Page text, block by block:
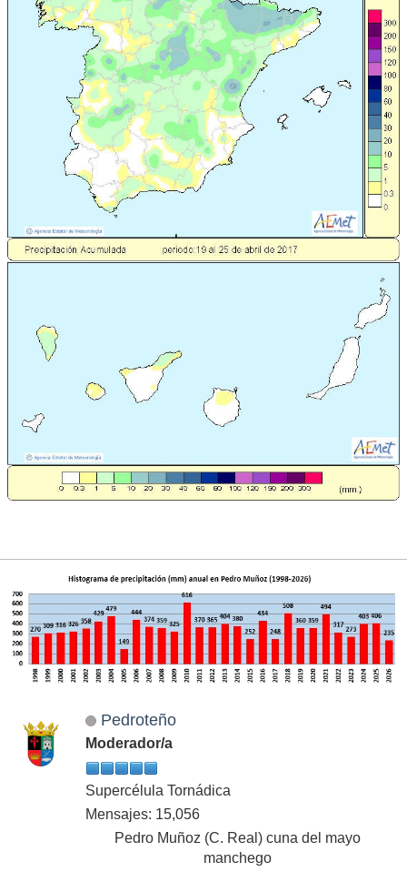
Pedroteño
Moderador/a
Supercélula Tornádica
Mensajes: 15,056
Pedro Muñoz (C. Real) cuna del mayo
manchego